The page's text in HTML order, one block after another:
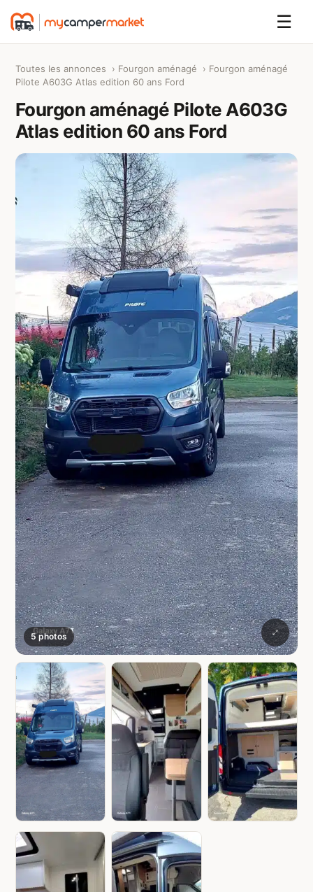
☰
Toutes les annonces › Fourgon aménagé › Fourgon aménagé
Pilote A603G Atlas edition 60 ans Ford
Fourgon aménagé Pilote A603G
Atlas edition 60 ans Ford
5 photos